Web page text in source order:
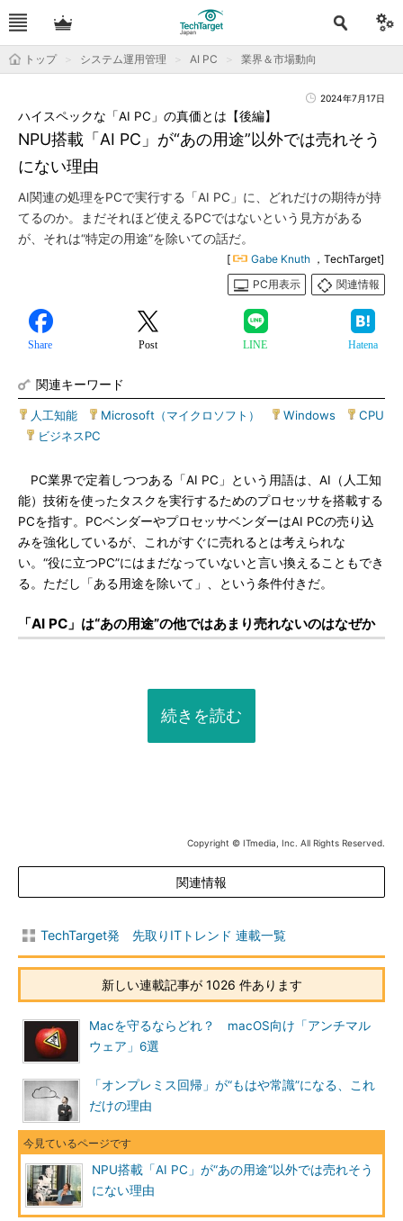
トップ システム運用管理 AI PC 業界＆市場動向
2024年7月17日
NPU搭載「AI PC」が“あの用途”以外では売れそう
にない理由
ハイスペックな「AI PC」の真価とは【後編】
AI関連の処理をPCで実行する「AI PC」に、どれだけの期待が持
てるのか。まだそれほど使えるPCではないという見方がある
が、それは“特定の用途”を除いての話だ。
[ Gabe Knuth ，TechTarget]
PC用表示
関連情報
Share Post LINE Hatena
関連キーワード
人工知能 Microsoft（マイクロソフト） Windows
CPU
ビジネスPC
PC業界で定着しつつある「AI PC」という用語は、AI（人工知
能）技術を使ったタスクを実行するためのプロセッサを搭載する
PCを指す。PCベンダーやプロセッサベンダーはAI PCの売り込
みを強化しているが、これがすぐに売れるとは考えられな
い。“役に立つPC”にはまだなっていないと言い換えることもでき
る。ただし「ある用途を除いて」、という条件付きだ。
「AI PC」は“あの用途”の他ではあまり売れないのはなぜか
続きを読む
Copyright © ITmedia, Inc. All Rights Reserved.
関連情報
TechTarget発 先取りITトレンド 連載一覧
新しい連載記事が 1026 件あります
Macを守るならどれ？ macOS向け「アンチマル
ウェア」6選
「オンプレミス回帰」が“もはや常識”になる、これ
だけの理由
NPU搭載「AI PC」が“あの用途”以外では売れそう
にない理由